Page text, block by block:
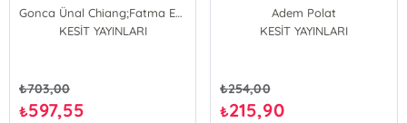
Gonca Ünal Chiang;Fatma Ecem Ceylan;Ertuğrul Ceylan
KESİT YAYINLARI
₺703,00
₺597,55
Adem Polat
KESİT YAYINLARI
₺254,00
₺215,90